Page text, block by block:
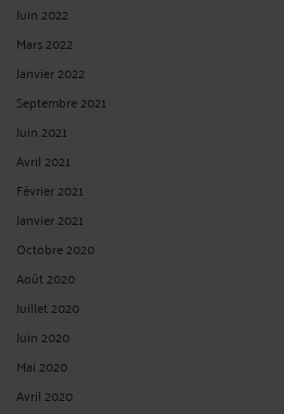
Juin 2022
Mars 2022
Janvier 2022
Septembre 2021
Juin 2021
Avril 2021
Février 2021
Janvier 2021
Octobre 2020
Août 2020
Juillet 2020
Juin 2020
Mai 2020
Avril 2020